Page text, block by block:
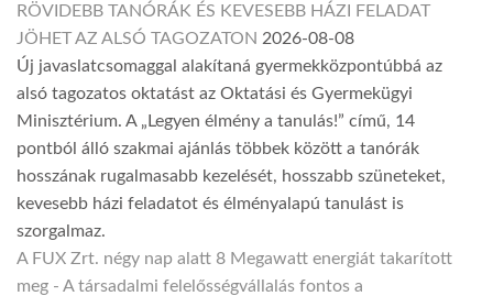
RÖVIDEBB TANÓRÁK ÉS KEVESEBB HÁZI FELADAT
JÖHET AZ ALSÓ TAGOZATON 2026-08-08
Új javaslatcsomaggal alakítaná gyermekközpontúbbá az
alsó tagozatos oktatást az Oktatási és Gyermekügyi
Minisztérium. A „Legyen élmény a tanulás!” című, 14
pontból álló szakmai ajánlás többek között a tanórák
hosszának rugalmasabb kezelését, hosszabb szüneteket,
kevesebb házi feladatot és élményalapú tanulást is
szorgalmaz.
A FUX Zrt. négy nap alatt 8 Megawatt energiát takarított
meg - A társadalmi felelősségvállalás fontos a